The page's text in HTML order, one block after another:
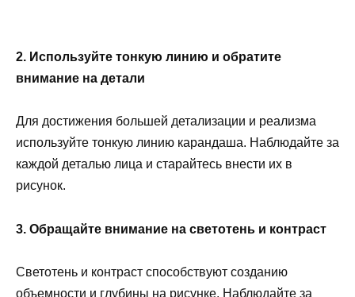
2. Используйте тонкую линию и обратите
внимание на детали
Для достижения большей детализации и реализма
используйте тонкую линию карандаша. Наблюдайте за
каждой деталью лица и старайтесь внести их в
рисунок.
3. Обращайте внимание на светотень и контраст
Светотень и контраст способствуют созданию
объемности и глубины на рисунке. Наблюдайте за